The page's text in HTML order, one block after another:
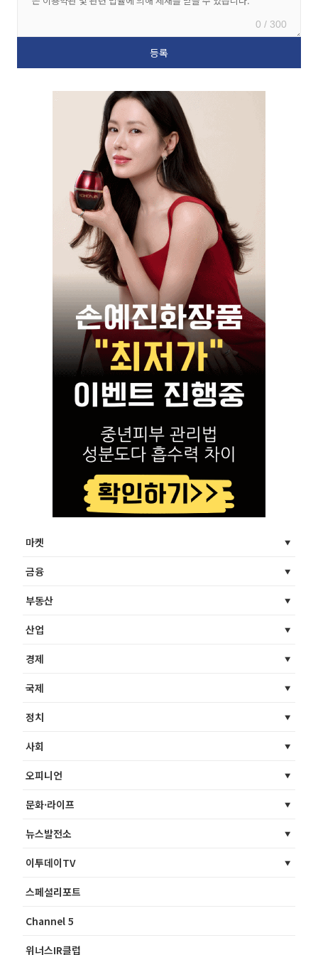
0 / 300
마켓
금융
부동산
산업
경제
국제
정치
사회
오피니언
문화·라이프
뉴스발전소
이투데이TV
스페셜리포트
Channel 5
위너스IR클럽